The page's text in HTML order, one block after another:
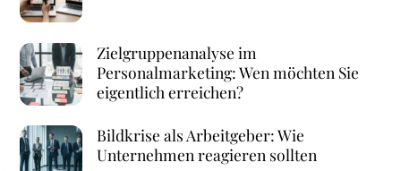
Zielgruppenanalyse im
Personalmarketing: Wen möchten Sie
eigentlich erreichen?
Bildkrise als Arbeitgeber: Wie
Unternehmen reagieren sollten